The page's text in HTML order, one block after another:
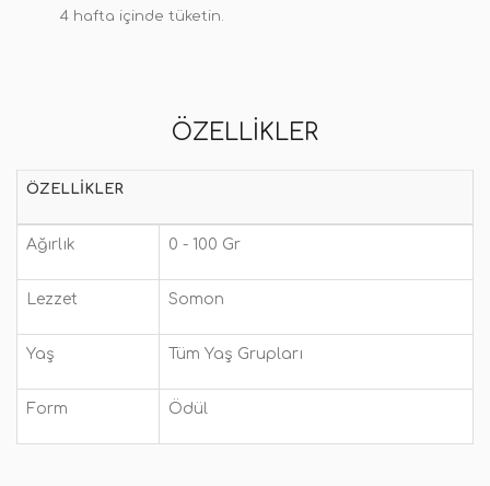
4 hafta içinde tüketin.
ÖZELLIKLER
ÖZELLIKLER
Ağırlık 0 - 100 Gr
Lezzet Somon
Yaş Tüm Yaş Grupları
Form Ödül